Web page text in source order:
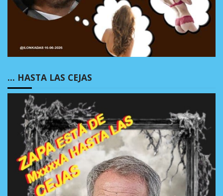
… HASTA LAS CEJAS